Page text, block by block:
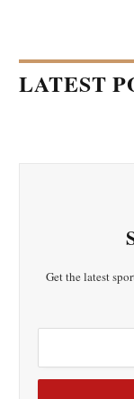
LATEST
Get the latest